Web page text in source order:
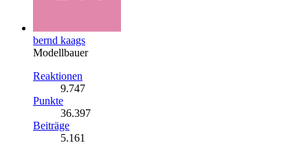
bernd kaags
Modellbauer
Reaktionen
9.747
Punkte
36.397
Beiträge
5.161